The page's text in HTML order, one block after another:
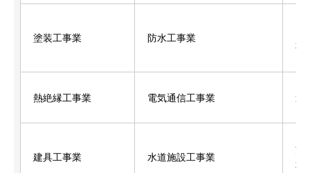
塗装工事業 防水工事業
事
熱絶縁工事業 電気通信工事業 造
建具工事業 水道施設工事業
消
事